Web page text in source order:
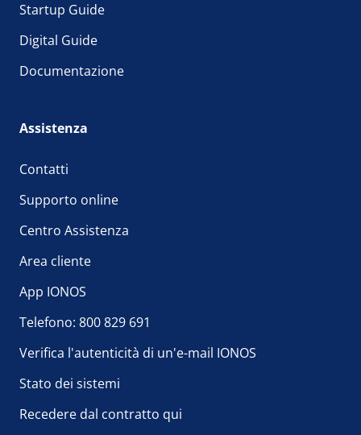
Startup Guide
Digital Guide
Documentazione
Assistenza
Contatti
Supporto online
Centro Assistenza
Area cliente
App IONOS
Telefono: 800 829 691
Verifica l'autenticità di un'e-mail IONOS
Stato dei sistemi
Recedere dal contratto qui